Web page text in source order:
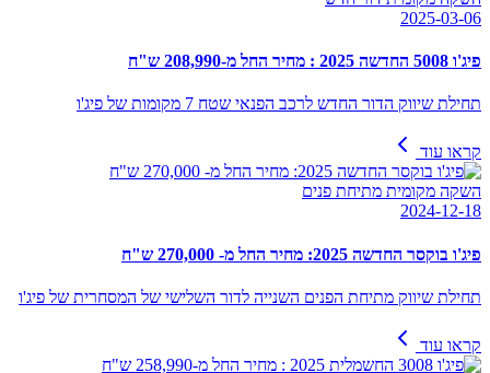
2025-03-06
פיג'ו 5008 החדשה 2025 : מחיר החל מ-208,990 ש"ח
תחילת שיווק הדור החדש לרכב הפנאי שטח 7 מקומות של פיג'ו
קראו עוד
השקה מקומית מתיחת פנים
2024-12-18
פיג'ו בוקסר החדשה 2025: מחיר החל מ- 270,000 ש"ח
תחילת שיווק מתיחת הפנים השנייה לדור השלישי של המסחרית של פיג'ו
קראו עוד